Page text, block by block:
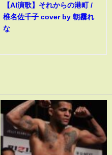
【AI演歌】それからの港町 /
椎名佐千子 cover by 朝霧れ
な